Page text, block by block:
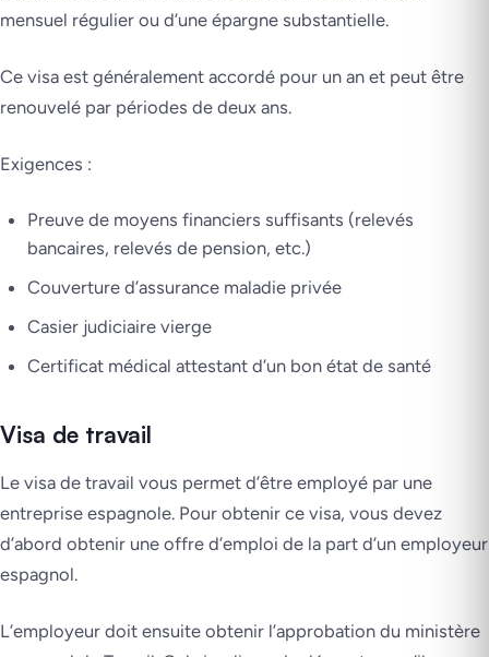
mensuel régulier ou d’une épargne substantielle.
Ce visa est généralement accordé pour un an et peut être
renouvelé par périodes de deux ans.
Exigences :
Preuve de moyens financiers suffisants (relevés
bancaires, relevés de pension, etc.)
Couverture d’assurance maladie privée
Casier judiciaire vierge
Certificat médical attestant d’un bon état de santé
Visa de travail
Le visa de travail vous permet d’être employé par une
entreprise espagnole. Pour obtenir ce visa, vous devez
d’abord obtenir une offre d’emploi de la part d’un employeur
espagnol.
L’employeur doit ensuite obtenir l’approbation du ministère